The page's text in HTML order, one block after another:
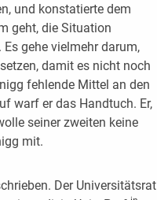
und konstatierte dem
geht, die Situation
gehe vielmehr darum,
damit es nicht noch
fehlende Mittel an den
warf er das Handtuch. Er,
seiner zweiten keine
mit.
Der Universitätsrat